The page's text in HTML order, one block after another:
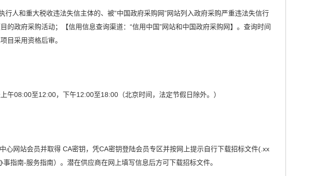
行人和重大税收违法失信主体的、被“中国政府采购网”网站列入政府采购严重违法失信行
的政府采购活动；【信用信息查询渠道：“信用中国”网站和中国政府采购网】。查询时间
目采用资格后审。
午08:00至12:00，下午12:00至18:00（北京时间，法定节假日除外。）
心网站会员并取得 CA密钥，凭CA密钥登陆会员专区并按网上提示自行下载招标文件(.xx
指南-服务指南）。潜在供应商在网上填写信息后方可下载招标文件。